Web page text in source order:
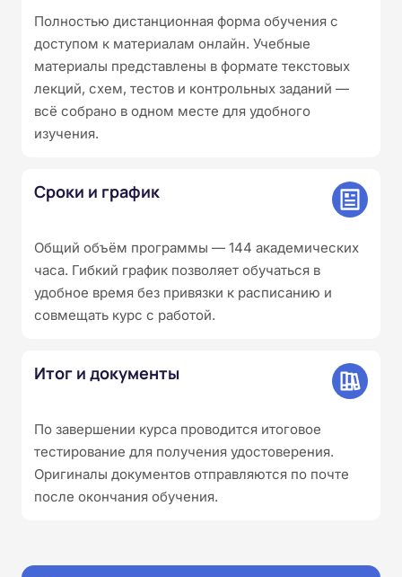
Полностью дистанционная форма обучения с
доступом к материалам онлайн. Учебные
материалы представлены в формате текстовых
лекций, схем, тестов и контрольных заданий —
всё собрано в одном месте для удобного
изучения.
Сроки и график
Общий объём программы — 144 академических
часа. Гибкий график позволяет обучаться в
удобное время без привязки к расписанию и
совмещать курс с работой.
Итог и документы
По завершении курса проводится итоговое
тестирование для получения удостоверения.
Оригиналы документов отправляются по почте
после окончания обучения.